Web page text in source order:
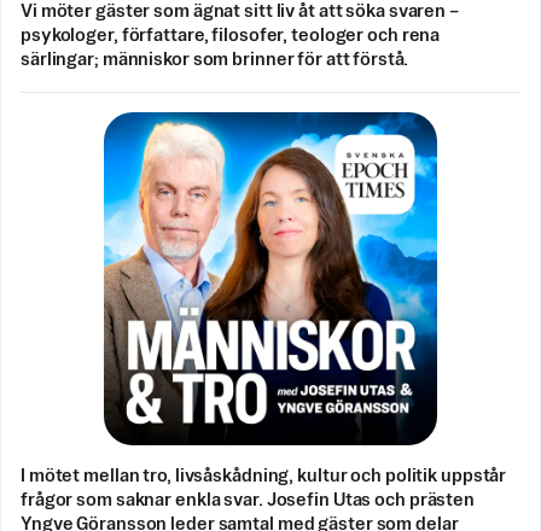
Vi möter gäster som ägnat sitt liv åt att söka svaren –
psykologer, författare, filosofer, teologer och rena
särlingar; människor som brinner för att förstå.
I mötet mellan tro, livsåskådning, kultur och politik uppstår
frågor som saknar enkla svar. Josefin Utas och prästen
Yngve Göransson leder samtal med gäster som delar